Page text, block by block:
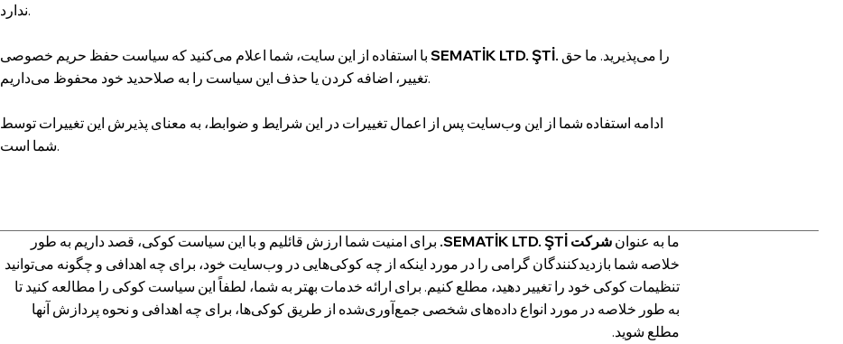
ندارد.
با استفاده از این سایت، شما اعلام می‌کنید که سیاست حفظ حریم خصوصیSEMATİK LTD. ŞTİ. را می‌پذیرید. ما حق
تغییر، اضافه کردن یا حذف این سیاست را به صلاحدید خود محفوظ می‌داریم.
ادامه استفاده شما از این وب‌سایت پس از اعمال تغییرات در این شرایط و ضوابط، به معنای پذیرش این تغییرات توسط
شما است.
ما به عنوان شرکت SEMATİK LTD. ŞTİ.
برای امنیت شما ارزش قائلیم و با این سیاست کوکی، قصد داریم به طور
خلاصه شما بازدیدکنندگان گرامی را در مورد اینکه از چه کوکی‌هایی در وب‌سایت خود، برای چه اهدافی و چگونه می‌توانید
تنظیمات کوکی خود را تغییر دهید، مطلع کنیم. برای ارائه خدمات بهتر به شما، لطفاً این سیاست کوکی را مطالعه کنید تا
به طور خلاصه در مورد انواع داده‌های شخصی جمع‌آوری‌شده از طریق کوکی‌ها، برای چه اهدافی و نحوه پردازش آنها
مطلع شوید.